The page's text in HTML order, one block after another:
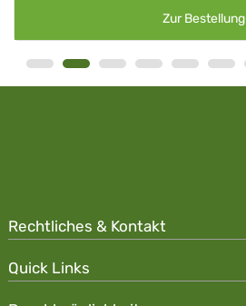
Zur Bestellung
Rechtliches & Kontakt
Quick Links